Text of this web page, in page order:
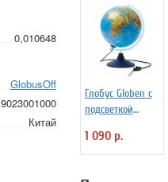
0,010648
GlobusOff
9023001000
Китай
Глобус Globen с
подсветкой
политический
d=25 см
1 090 р.